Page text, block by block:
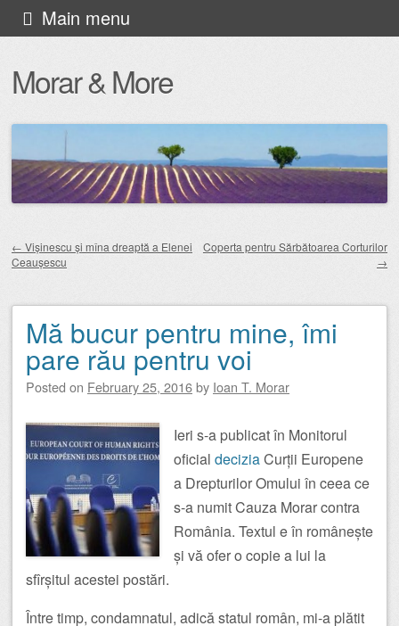
Morar & More
Main menu
Skip
to
content
Post navigation
← Vișinescu și mîna dreaptă a Elenei
Ceaușescu
Coperta pentru Sărbătoarea Corturilor
→
Mă bucur pentru mine, îmi
pare rău pentru voi
Posted on February 25, 2016by Ioan T. Morar
Ieri s-a publicat în Monitorul
oficial deciziaCurții Europene
a Drepturilor Omului în ceea ce
s-a numit Cauza Morar contra
România. Textul e în românește
și vă ofer o copie a lui la
sfîrșitul acestei postări.
Între timp, condamnatul, adică statul român, mi-a plătit